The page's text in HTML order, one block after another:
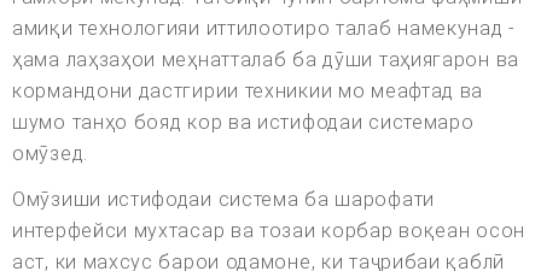
амиқи технологияи иттилоотиро талаб намекунад -
ҳама лаҳзаҳои меҳнатталаб ба дӯши таҳиягарон ва
кормандони дастгирии техникии мо меафтад ва
шумо танҳо бояд кор ва истифодаи системаро
омӯзед.
Омӯзиши истифодаи система ба шарофати
интерфейси мухтасар ва тозаи корбар воқеан осон
аст, ки махсус барои одамоне, ки таҷрибаи қаблӣ